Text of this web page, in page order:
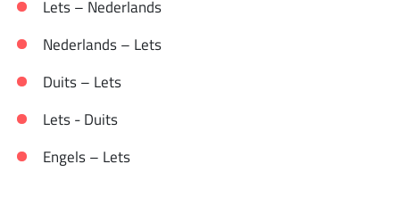
Lets – Nederlands
Nederlands – Lets
Duits – Lets
Lets - Duits
Engels – Lets